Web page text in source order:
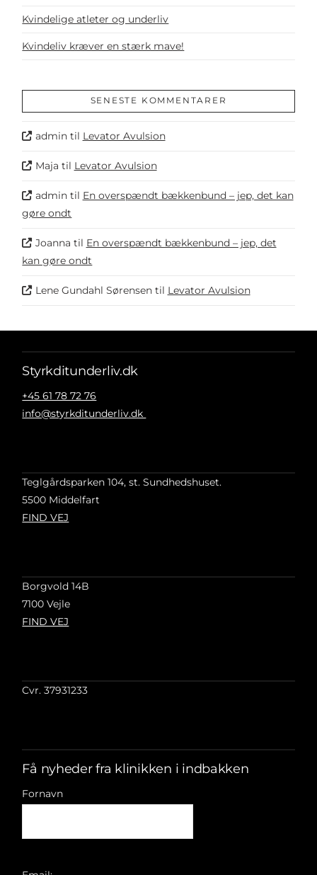
Kvindelige atleter og underliv
Kvindeliv kræver en stærk mave!
SENESTE KOMMENTARER
admintil Levator Avulsion
Maja til Levator Avulsion
admintil En overspændt bækkenbund – jep, det kan
gøre ondt
Joanna til En overspændt bækkenbund – jep, det
kan gøre ondt
Lene Gundahl Sørensentil Levator Avulsion
Styrkditunderliv.dk
+45 61 78 72 76
info@styrkditunderliv.dk
Teglgårdsparken 104, st. Sundhedshuset.
5500 Middelfart
FIND VEJ
Borgvold 14B
7100 Vejle
FIND VEJ
Cvr. 37931233
Få nyheder fra klinikken i indbakken
Fornavn